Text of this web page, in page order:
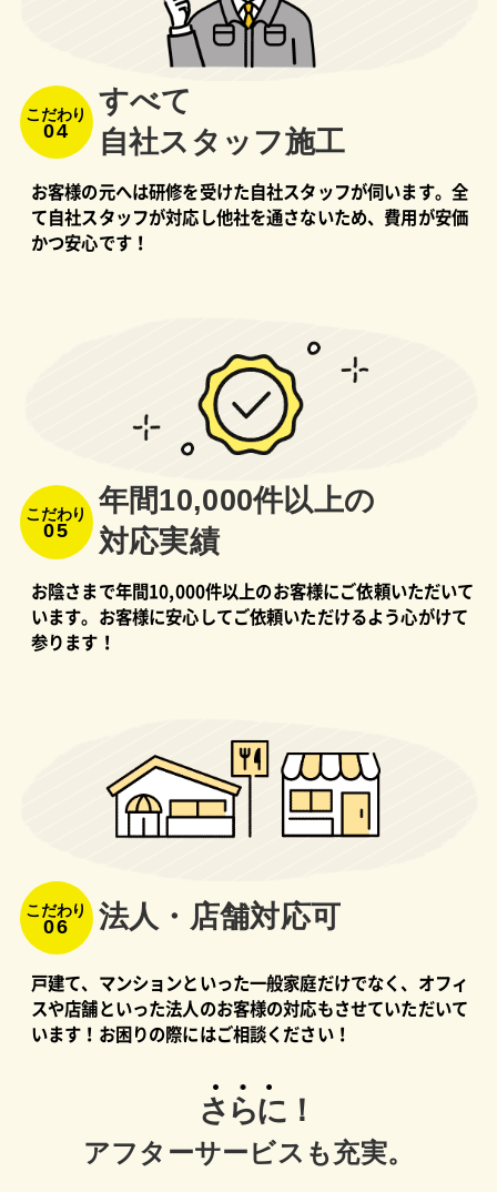
こだわり
04
すべて
⾃社スタッフ施⼯
お客様の元へは研修を受けた自社スタッフが伺います。全
て自社スタッフが対応し他社を通さないため、費用が安価
かつ安心です！
こだわり
05
年間10,000件以上の
対応実績
お陰さまで年間10,000件以上のお客様にご依頼いただいて
います。お客様に安心してご依頼いただけるよう心がけて
参ります！
こだわり
06 法⼈・店舗対応可
戸建て、マンションといった一般家庭だけでなく、オフィ
スや店舗といった法人のお客様の対応もさせていただいて
います！お困りの際にはご相談ください！
さらに！
アフターサービスも充実。